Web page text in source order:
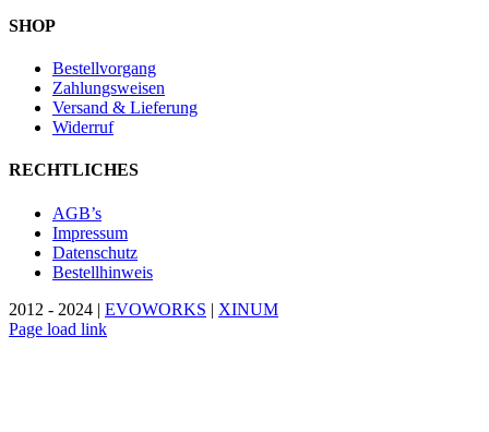
SHOP
Bestellvorgang
Zahlungsweisen
Versand & Lieferung
Widerruf
RECHTLICHES
AGB’s
Impressum
Datenschutz
Bestellhinweis
2012 - 2024 | EVOWORKS | XINUM
Page load link